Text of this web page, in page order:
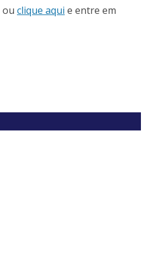
ou clique aqui e entre em